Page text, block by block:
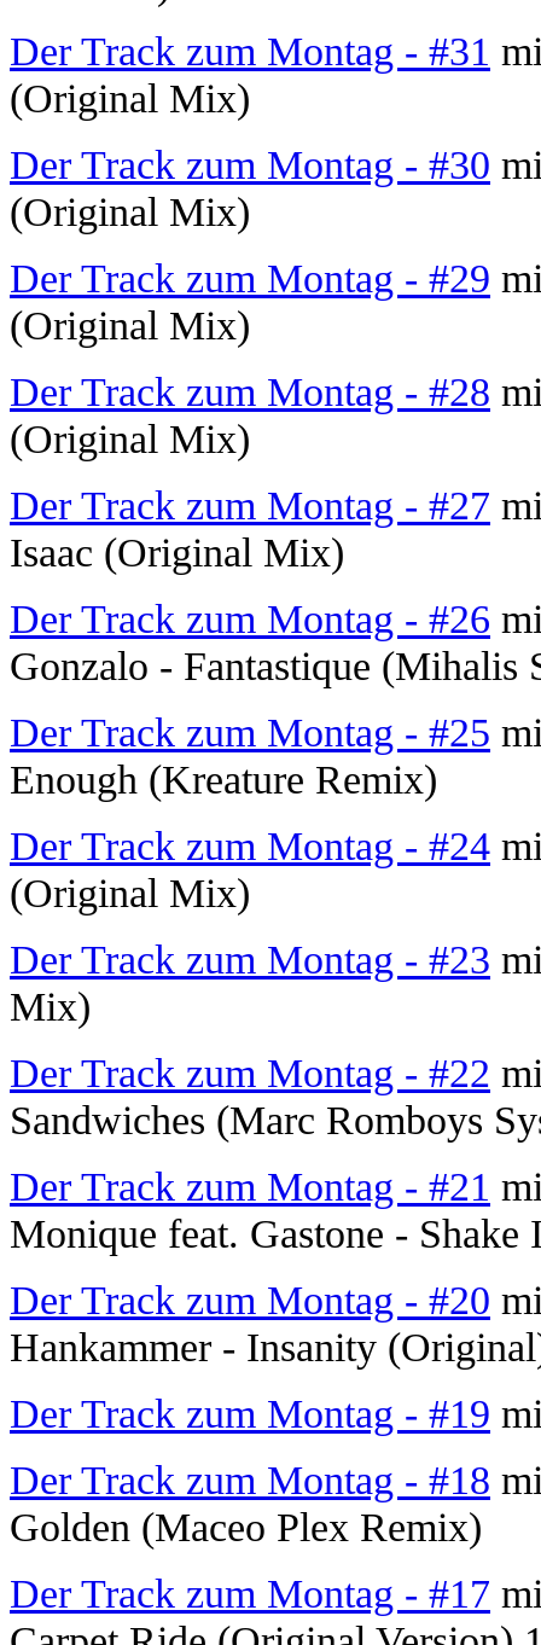
Der Track zum Montag - #31
(Original Mix)
Der Track zum Montag - #30
(Original Mix)
Der Track zum Montag - #29
(Original Mix)
Der Track zum Montag - #28
(Original Mix)
Der Track zum Montag - #27
Isaac (Original Mix)
Der Track zum Montag - #26
Gonzalo - Fantastique (Mihalis
Der Track zum Montag - #25
Enough (Kreature Remix)
Der Track zum Montag - #24
(Original Mix)
Der Track zum Montag - #23
Mix)
Der Track zum Montag - #22
Sandwiches (Marc Romboys
Der Track zum Montag - #21
Monique feat. Gastone - Shake
Der Track zum Montag - #20
Hankammer - Insanity
Der Track zum Montag - #19
Der Track zum Montag - #18
Golden (Maceo Plex Remix)
Der Track zum Montag - #17